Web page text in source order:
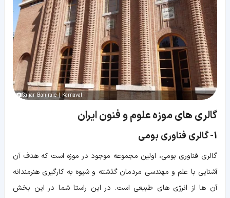
Sahar Bahiraie | Karnaval
گالری های موزه علوم و فنون ایران
1- گالری فناوری بومی
گالری فناوری بومی، اولین مجموعه موجود در موزه است که هدف آن
آشنایی با علم و مهندسی مردمان گذشته و شیوه به کارگیری هنرمندانه
آن ها از انرژی های طبیعی است. در این راستا شما در این بخش